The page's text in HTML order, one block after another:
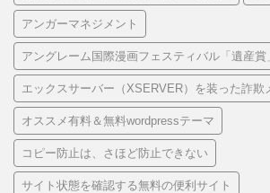
アンガーマネジメント
アングレーム国際漫画フェスティバル「遺産賞
エックスサーバー（XSERVER）を装った詐欺
オススメ有料＆無料wordpressテーマ
コピー防止は、さほど防止できない
サイト状態を確認する無料の便利サイト